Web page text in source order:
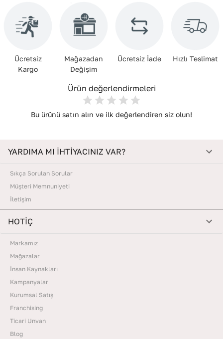
uzak tutun.
Materyal
Yıkama Talimatı
Çanta ve Aksesuarları hafif nemli bir bezle silin.
güneşe maruz bırakmadan, oda sıcaklığında kurutun. Nemden
uzak, kuru bir yerde, içine dolgu koyarak muhafaza edin.
Ücretsiz
Kargo
Mağazadan
Değişim
Ücretsiz İade Hızlı Teslimat
Ürün değerlendirmeleri
Bu ürünü satın alın ve ilk değerlendiren siz olun!
YARDIMA MI İHTİYACINIZ VAR?
Sıkça Sorulan Sorular
Müşteri Memnuniyeti
İletişim
HOTİÇ
Markamız
Mağazalar
İnsan Kaynakları
Kampanyalar
Kurumsal Satış
Franchising
Ticari Unvan
Blog